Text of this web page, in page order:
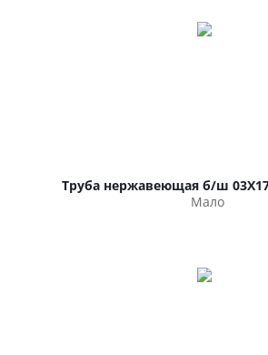
Труба нержавеющая б/ш
Мало